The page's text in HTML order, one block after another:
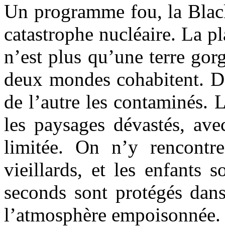
Un programme fou, la
catastrophe nucléaire. La
n’est plus qu’une terre
deux mondes cohabitent.
de l’autre les contaminés.
les paysages dévastés,
limitée. On n’y
vieillards, et les enfants
seconds sont protégés
l’atmosphère empoisonnée.